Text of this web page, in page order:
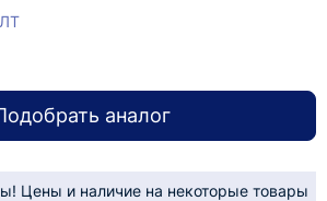
аналог
Цены и наличие на некоторые товары